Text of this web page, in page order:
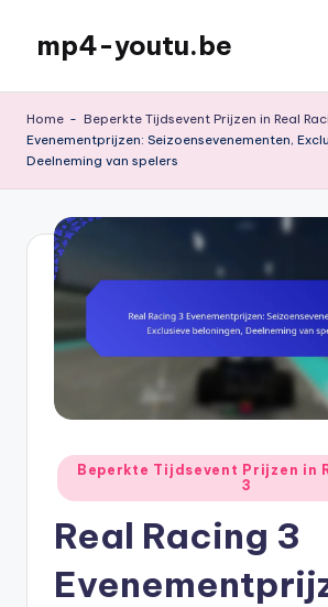
content
mp4-youtu.be
Home - Beperkte Tijdsevent Prijzen in Real
Evenementprijzen: Seizoensevenementen,
Deelneming van spelers
Posted
in
Beperkte Tijdsevent Prijzen in
3
Real Racing 3